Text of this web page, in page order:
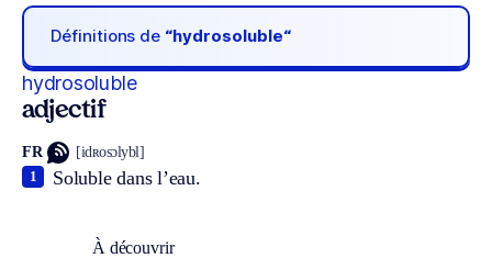
Définitions de “hydrosoluble“
hydrosoluble
adjectif
FR [idʀosɔlybl]
Soluble dans l’eau.
1
À découvrir